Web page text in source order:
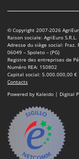
More than
MOSA
MOVA
Mowox
MTD
N
New O.M.R.A.
Nilfisk
Ninja
© Copyright 2007-2026
Raison sociale: AgriEuro S.R.L.
Adresse du siège social: Fraz.
06049 – Spoleto – (PG)
Registre des entreprises de
Numéro REA: 150802
Capital social: 5.000.000,00 €
Contacts
Powered by Kaleido | Digital